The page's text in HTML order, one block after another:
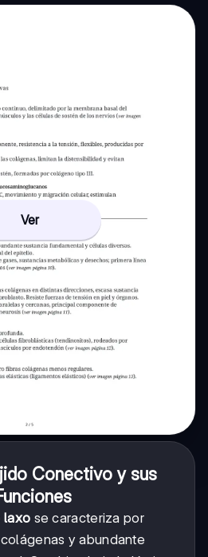
Ver
Conectivo y sus
laxo se caracteriza por
y abundante